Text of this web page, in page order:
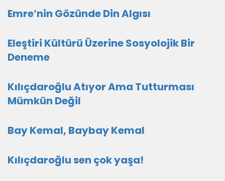
Emre’nin Gözünde Din Algısı
Eleştiri Kültürü Üzerine Sosyolojik Bir
Deneme
Kılıçdaroğlu Atıyor Ama Tutturması
Mümkün Değil
Bay Kemal, Baybay Kemal
Kılıçdaroğlu sen çok yaşa!